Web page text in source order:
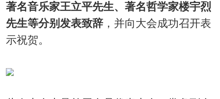
著名音乐家王立平先生、著名哲学家楼宇烈
先生等分别发表致辞，并向大会成功召开表
示祝贺。